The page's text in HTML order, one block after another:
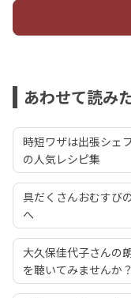
あわせて読み
時短ワザは出張シェ
の人気レシピ集
具だくさんおむすび
へ
大久保佳代子さんの
を聴いてみませんか